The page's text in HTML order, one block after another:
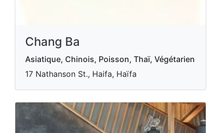
Chang Ba
Asiatique, Chinois, Poisson, Thaï, Végétarien
17 Nathanson St., Haifa, Haïfa